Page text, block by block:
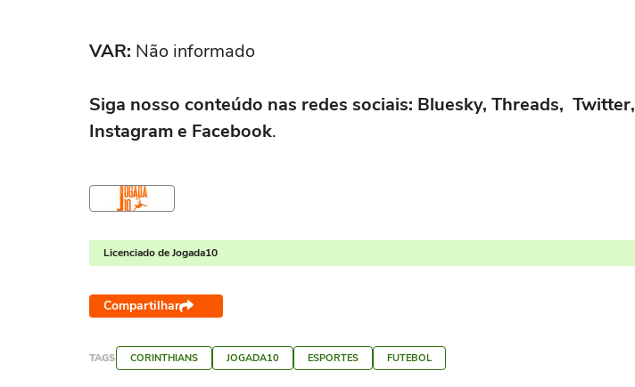
VAR: Não informado
Siga nosso conteúdo nas redes sociais: Bluesky, Threads, Twitter,
Instagram e Facebook.
Licenciado de Jogada10
Compartilhar
TAGS CORINTHIANS JOGADA10 ESPORTES FUTEBOL